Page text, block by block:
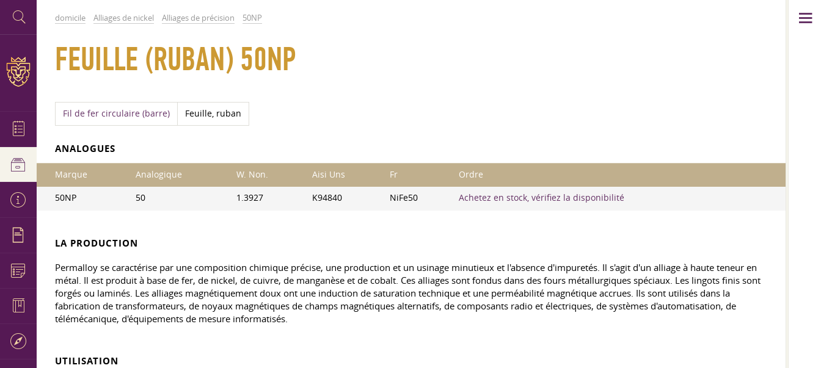
domicile Alliages de nickel Alliages de précision 50NP
FEUILLE (RUBAN) 50NP
Fil de fer circulaire (barre) Feuille, ruban
ANALOGUES
Marque Analogique W. Non. Aisi Uns Fr Ordre
50NP 50 1.3927 K94840 NiFe50 Achetez en stock, vérifiez la disponibilité
LA PRODUCTION
Permalloy se caractérise par une composition chimique précise, une production et un usinage minutieux et l'absence d'impuretés. Il s'agit d'un alliage à haute teneur en
métal. Il est produit à base de fer, de nickel, de cuivre, de manganèse et de cobalt. Ces alliages sont fondus dans des fours métallurgiques spéciaux. Les lingots finis sont
forgés ou laminés. Les alliages magnétiquement doux ont une induction de saturation technique et une perméabilité magnétique accrues. Ils sont utilisés dans la
fabrication de transformateurs, de noyaux magnétiques de champs magnétiques alternatifs, de composants radio et électriques, de systèmes d'automatisation, de
télémécanique, d'équipements de mesure informatisés.
UTILISATION